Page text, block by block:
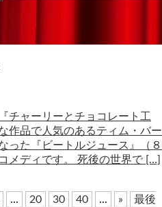
チャーリーとチョコレート工
作品で人気のあるティム・バー
った『ビートルジュース』（８
メディです。 死後の世界で […]
... 20 30 40 ... »
最後